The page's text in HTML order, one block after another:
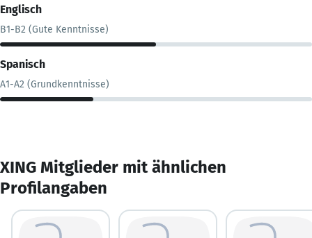
Englisch
B1-B2 (Gute Kenntnisse)
Spanisch
A1-A2 (Grundkenntnisse)
XING Mitglieder mit ähnlichen
Profilangaben